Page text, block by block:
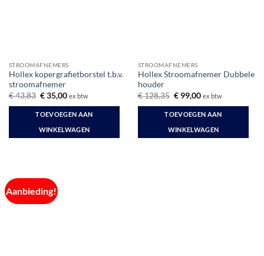
STROOMAFNEMERS
Hollex kopergrafietborstel t.b.v.
stroomafnemer
€43,83 Oorspronkelijke
was:
€ 43,83.
€35,00Huidige
is:
€ 35,00.
ex btw
TOEVOEGEN AAN
WINKELWAGEN
STROOMAFNEMERS
Hollex Stroomafnemer Dubbele
houder
€128,35 Oorspronkelijke
was:
€ 128,35.
€99,00Huidige
is:
€ 99,00.
ex btw
TOEVOEGEN AAN
WINKELWAGEN
Aanbieding!